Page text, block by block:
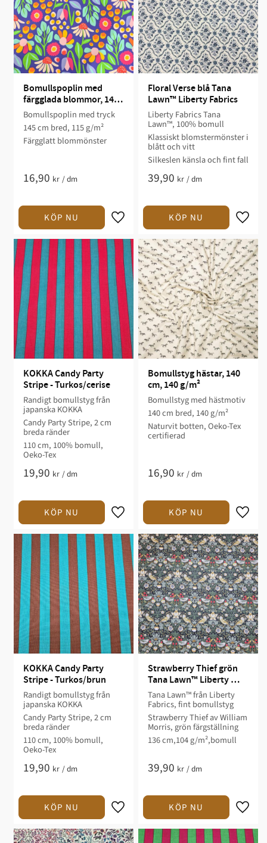
Bomullspoplin med
färgglada blommor, 145
cm, 115 g/m²
Bomullspoplin med tryck
145 cm bred, 115 g/m²
Färgglatt blommönster
16,90 kr /dm
Floral Verse blå Tana
Lawn™ Liberty Fabrics
Liberty Fabrics Tana
Lawn™, 100% bomull
Klassiskt blomstermönster i
blått och vitt
Silkeslen känsla och fint fall
39,90 kr /dm
KOKKA Candy Party
Stripe - Turkos/cerise
Randigt bomullstyg från
japanska KOKKA
Candy Party Stripe, 2 cm
breda ränder
110 cm, 100% bomull,
Oeko-Tex
19,90 kr /dm
Bomullstyg hästar, 140
cm, 140 g/m²
Bomullstyg med hästmotiv
140 cm bred, 140 g/m²
Naturvit botten, Oeko-Tex
certifierad
16,90 kr /dm
KOKKA Candy Party
Stripe - Turkos/brun
Randigt bomullstyg från
japanska KOKKA
Candy Party Stripe, 2 cm
breda ränder
110 cm, 100% bomull,
Oeko-Tex
19,90 kr /dm
Strawberry Thief grön
Tana Lawn™ Liberty
Fabrics
Tana Lawn™ från Liberty
Fabrics, fint bomullstyg
Strawberry Thief av William
Morris, grön färgställning
136 cm,104 g/m²,bomull
39,90 kr /dm